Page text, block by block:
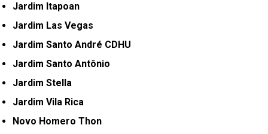
Jardim Itapoan
Jardim Las Vegas
Jardim Santo André CDHU
Jardim Santo Antônio
Jardim Stella
Jardim Vila Rica
Novo Homero Thon